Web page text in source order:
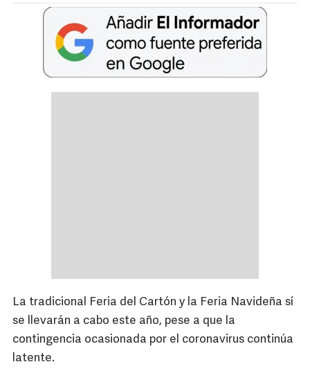
La tradicional Feria del Cartón y la Feria Navideña sí
se llevarán a cabo este año, pese a que la
contingencia ocasionada por el coronavirus continúa
latente.